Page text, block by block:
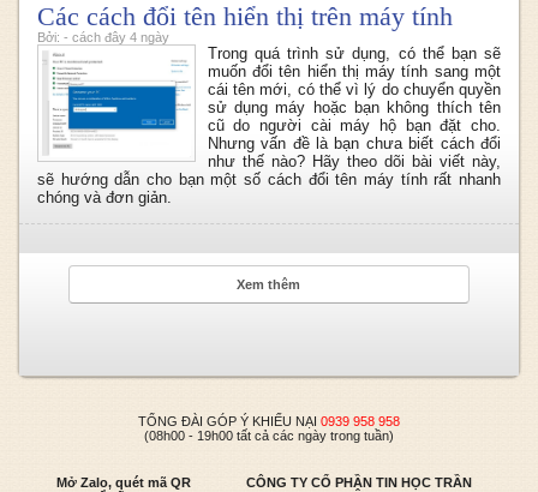
Các cách đổi tên hiển thị trên máy tính
Bởi: - cách đây 4 ngày
Trong quá trình sử dụng, có thể bạn sẽ
muốn đổi tên hiển thị máy tính sang một
cái tên mới, có thể vì lý do chuyển quyền
sử dụng máy hoặc bạn không thích tên
cũ do người cài máy hộ bạn đặt cho.
Nhưng vấn đề là bạn chưa biết cách đổi
như thế nào? Hãy theo dõi bài viết này,
sẽ hướng dẫn cho bạn một số cách đổi tên máy tính rất nhanh
chóng và đơn giản.
Xem thêm
TỔNG ĐÀI GÓP Ý KHIẾU NẠI 0939 958 958
(08h00 - 19h00 tất cả các ngày trong tuần)
Mở Zalo, quét mã QR
CÔNG TY CỔ PHẦN TIN HỌC TRẦN